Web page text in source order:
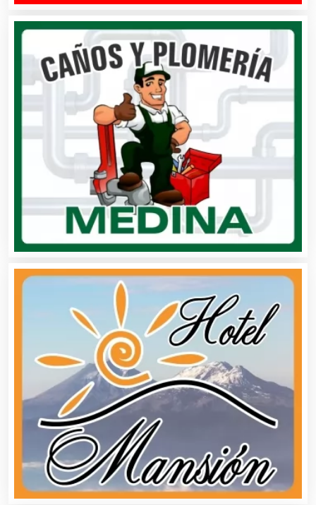
Asilos
Asociaciones Civiles
Asociaciones Empresariales
Audio, Sonido e Iluminación
Audios para Eventos
Autobuses
Automatización
Automóviles Nuevos y Usados
Autopartes Eléctricas